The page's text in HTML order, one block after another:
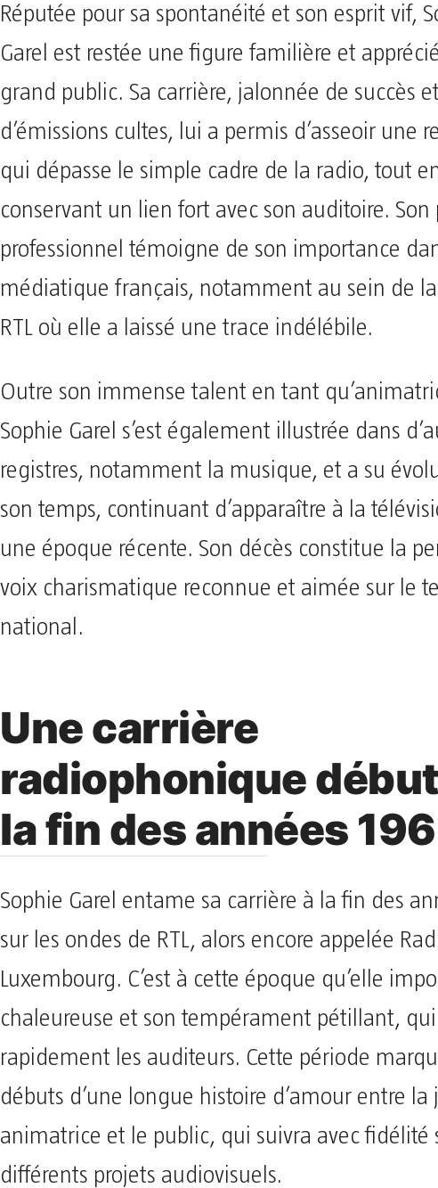
Réputée pour sa spontanéité et son esprit vif,
Garel est restée une figure familière et
grand public. Sa carrière, jalonnée de succès et
d’émissions cultes, lui a permis d’asseoir une
qui dépasse le simple cadre de la radio, tout
conservant un lien fort avec son auditoire. Son
professionnel témoigne de son importance
médiatique français, notamment au sein de
RTL où elle a laissé une trace indélébile.
Outre son immense talent en tant
Sophie Garel s’est également illustrée dans
registres, notamment la musique, et a su
son temps, continuant d’apparaître à la
une époque récente. Son décès constitue la
voix charismatique reconnue et aimée sur le
national.
Une carrière
radiophonique
la fin des années
Sophie Garel entame sa carrière à la fin des
sur les ondes de RTL, alors encore appelée
Luxembourg. C’est à cette époque qu’elle
chaleureuse et son tempérament pétillant,
rapidement les auditeurs. Cette période
débuts d’une longue histoire d’amour entre la
animatrice et le public, qui suivra avec fidélité
différents projets audiovisuels.